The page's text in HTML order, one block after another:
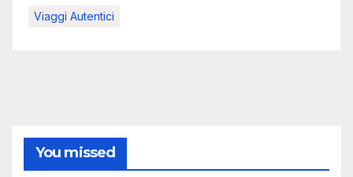
Viaggi Autentici
You missed